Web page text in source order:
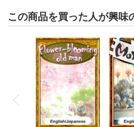
この商品を買った人が興味